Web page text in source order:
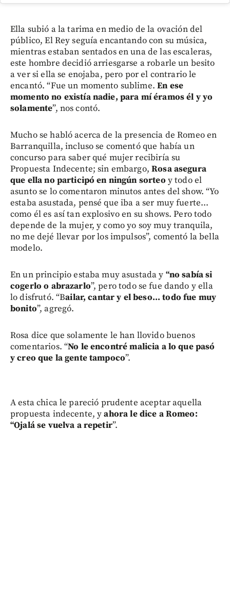
Ella subió a la tarima en medio de la ovación del
público, El Rey seguía encantando con su música,
mientras estaban sentados en una de las escaleras,
este hombre decidió arriesgarse a robarle un besito
a ver si ella se enojaba, pero por el contrario le
encantó. “Fue un momento sublime.En ese
momento no existía nadie, para mí éramos él y yo
solamente”, nos contó.
Mucho se habló acerca de la presencia de Romeo en
Barranquilla, incluso se comentó que había un
concurso para saber qué mujer recibiría su
Propuesta Indecente; sin embargo,Rosa asegura
que ella no participó en ningún sorteo y todo el
asunto se lo comentaron minutos antes del show. “Yo
estaba asustada, pensé que iba a ser muy fuerte...
como él es así tan explosivo en su shows. Pero todo
depende de la mujer, y como yo soy muy tranquila,
no me dejé llevar por los impulsos”, comentó la bella
modelo.
En un principio estaba muy asustada y “no sabía si
cogerlo o abrazarlo”, pero todo se fue dando y ella
lo disfrutó. “Bailar, cantar y el beso... todo fue muy
bonito”, agregó.
Rosa dice que solamente le han llovido buenos
comentarios. “No le encontré malicia a lo que pasó
y creo que la gente tampoco”.
A esta chica le pareció prudente aceptar aquella
propuesta indecente, yahora le dice a Romeo:
“Ojalá se vuelva a repetir”.